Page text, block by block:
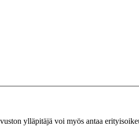
ylläpitäjä voi myös antaa